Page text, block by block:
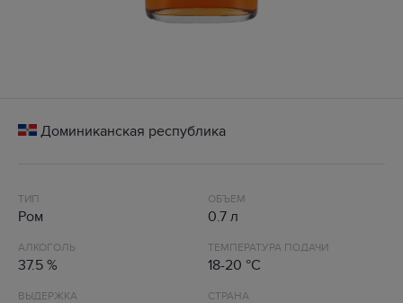
Доминиканская республика
ТИП
Ром
АЛКОГОЛЬ
37.5 %
ВЫДЕРЖКА
ОБЪЕМ
0.7 л
ТЕМПЕРАТУРА ПОДАЧИ
18-20 °C
СТРАНА